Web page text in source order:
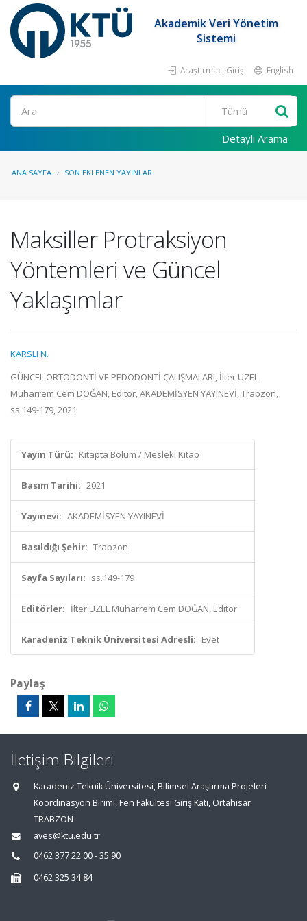
Akademik Veri Yönetim
Sistemi
Araştırmacı Girişi English
Ara
Detaylı Arama
ANA SAYFA SON EKLENEN YAYINLAR
Maksiller Protraksiyon
Yöntemleri ve Güncel
Yaklaşımlar
KARSLI N.
GÜNCEL ORTODONTİ VE PEDODONTİ ÇALIŞMALARI, İlter UZEL
Muharrem Cem DOĞAN, Editör, AKADEMİSYEN YAYINEVİ, Trabzon,
ss.149-179, 2021
Yayın Türü: Kitapta Bölüm / Mesleki Kitap
Basım Tarihi: 2021
Yayınevi: AKADEMİSYEN YAYINEVİ
Basıldığı Şehir: Trabzon
Sayfa Sayıları: ss.149-179
Editörler: İlter UZEL Muharrem Cem DOĞAN, Editör
Karadeniz Teknik Üniversitesi Adresli: Evet
Paylaş
İletişim Bilgileri
Karadeniz Teknik Üniversitesi, Bilimsel Araştırma Projeleri
Koordinasyon Birimi, Fen Fakültesi Giriş Katı, Ortahisar
TRABZON
aves@ktu.edu.tr
0462 377 22 00 - 35 90
0462 325 34 84